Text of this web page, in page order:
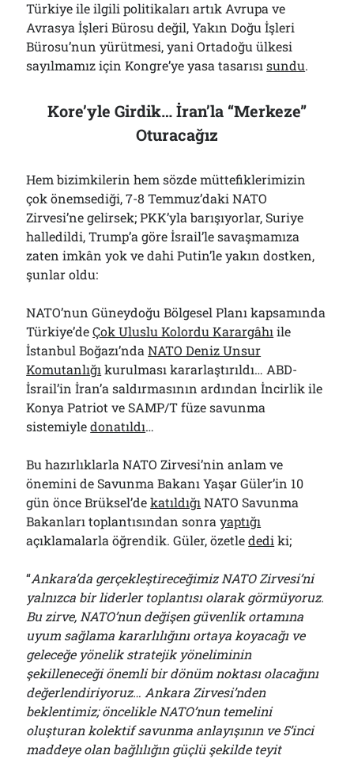
Türkiye ile ilgili politikaları artık Avrupa ve
Avrasya İşleri Bürosu değil, Yakın Doğu İşleri
Bürosu’nun yürütmesi, yani Ortadoğu ülkesi
sayılmamız için Kongre’ye yasa tasarısısundu.
Kore’yle Girdik… İran’la “Merkeze”
Oturacağız
Hem bizimkilerin hem sözde müttefiklerimizin
çok önemsediği, 7-8 Temmuz’daki NATO
Zirvesi’ne gelirsek; PKK’yla barışıyorlar, Suriye
halledildi, Trump’a göre İsrail’le savaşmamıza
zaten imkân yok ve dahi Putin’le yakın dostken,
şunlar oldu:
NATO’nun Güneydoğu Bölgesel Planı kapsamında
Türkiye’deÇok Uluslu Kolordu Karargâhı ile
İstanbul Boğazı’ndaNATO Deniz Unsur
Komutanlığı kurulması kararlaştırıldı… ABD-
İsrail’in İran’a saldırmasının ardından İncirlik ile
Konya Patriot ve SAMP/T füze savunma
sistemiyledonatıldı…
Bu hazırlıklarla NATO Zirvesi’nin anlam ve
önemini de Savunma Bakanı Yaşar Güler’in 10
gün önce Brüksel’dekatıldığı NATO Savunma
Bakanları toplantısından sonrayaptığı
açıklamalarla öğrendik. Güler, özetlededi ki;
“Ankara’da gerçekleştireceğimiz NATO Zirvesi’ni
yalnızca bir liderler toplantısı olarak görmüyoruz.
Bu zirve, NATO’nun değişen güvenlik ortamına
uyum sağlama kararlılığını ortaya koyacağı ve
geleceğe yönelik stratejik yöneliminin
şekilleneceği önemli bir dönüm noktası olacağını
değerlendiriyoruz… Ankara Zirvesi’nden
beklentimiz; öncelikle NATO’nun temelini
oluşturan kolektif savunma anlayışının ve 5’inci
maddeye olan bağlılığın güçlü şekilde teyit